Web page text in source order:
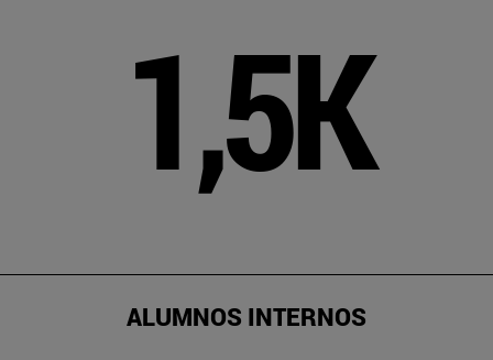
1,5K
ALUMNOS INTERNOS